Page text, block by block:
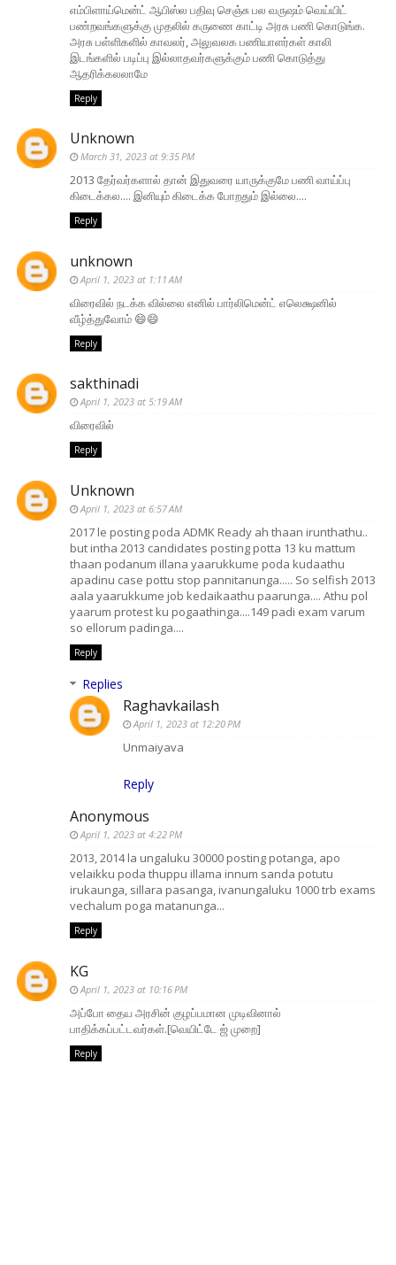
எம்பிளாய்மென்ட் ஆபிஸ்ல பதிவு செஞ்சு பல வருஷம் வெய்யிட்
பண்றவங்களுக்கு முதலில் கருணை காட்டி அரசு பணி கொடுங்க.
அரசு பள்ளிகளில் காவலர், அலுவலக பணியாளர்கள் காலி
இடங்களில் படிப்பு இல்லாதவர்களுக்கும் பணி கொடுத்து
ஆதரிக்கலலாமே
Reply
Unknown
March 31, 2023 at 9:35 PM
2013 தேர்வர்களால் தான் இதுவரை யாருக்குமே பணி வாய்ப்பு
கிடைக்கல.... இனியும் கிடைக்க போறதும் இல்லை....
Reply
unknown
April 1, 2023 at 1:11 AM
விரைவில் நடக்க வில்லை எனில் பார்லிமென்ட் எலெக்ஷனில்
வீழ்த்துவோம் 😄😄
Reply
sakthinadi
April 1, 2023 at 5:19 AM
விரைவில்
Reply
Unknown
April 1, 2023 at 6:57 AM
2017 le posting poda ADMK Ready ah thaan irunthathu..
but intha 2013 candidates posting potta 13 ku mattum
thaan podanum illana yaarukkume poda kudaathu
apadinu case pottu stop pannitanunga..... So selfish 2013
aala yaarukkume job kedaikaathu paarunga.... Athu pol
yaarum protest ku pogaathinga....149 padi exam varum
so ellorum padinga....
Reply
Replies
Raghavkailash
April 1, 2023 at 12:20 PM
Unmaiyava
Reply
Anonymous
April 1, 2023 at 4:22 PM
2013, 2014 la ungaluku 30000 posting potanga, apo
velaikku poda thuppu illama innum sanda potutu
irukaunga, sillara pasanga, ivanungaluku 1000 trb exams
vechalum poga matanunga...
Reply
KG
April 1, 2023 at 10:16 PM
அப்பாே தைய அரசின் குழப்பமான முடிவினால்
பாதிக்கப்பட்டவர்கள்.[வெயிட்டே ஜ் முறை]
Reply